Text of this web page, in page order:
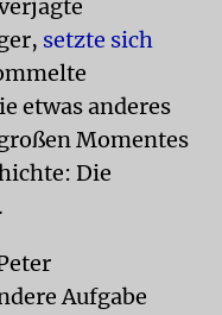
setzte sich
etwas anderes
Momentes
Die
Aufgabe